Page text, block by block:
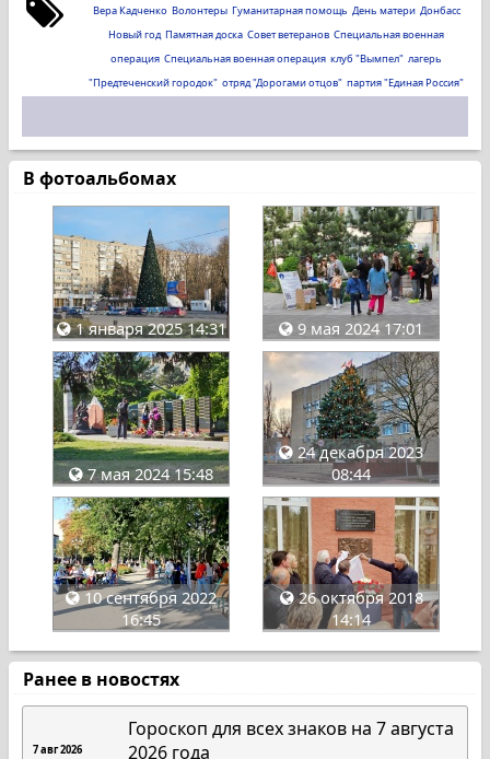
Вера Кадченко Волонтеры Гуманитарная помощь День матери Донбасс
Новый год Памятная доска Совет ветеранов Специальная военная
операция Специальная военная операция клуб "Вымпел" лагерь
"Предтеченский городок" отряд "Дорогами отцов" партия "Единая Россия"
В фотоальбомах
1 января 2025 14:31 9 мая 2024 17:01
7 мая 2024 15:48
24 декабря 2023
08:44
10 сентября 2022
16:45
26 октября 2018
14:14
Ранее в новостях
7 авг 2026
Гороскоп для всех знаков на 7 августа
2026 года